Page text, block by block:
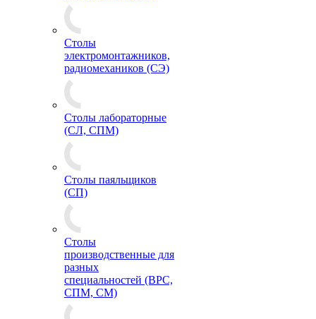
Столы
электромонтажников,
радиомехаников (СЭ)
Столы лабораторные
(СЛ, СПМ)
Столы паяльщиков
(СП)
Столы
производственные для
разных
специальностей (ВРС,
СПМ, СМ)